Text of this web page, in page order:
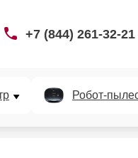
+7 (844) 261-32-21
Робот-